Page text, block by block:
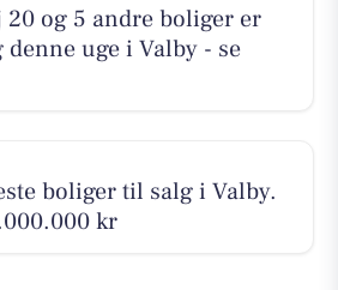
og 5 andre boliger er
uge i Valby - se
boliger til salg i Valby.
kr